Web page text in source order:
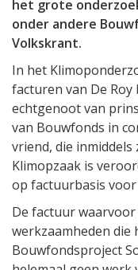
het grote
onder andere
Volkskrant.
In het
facturen van De
echtgenoot van
van Bouwfonds in
vriend, die
Klimopzaak is
op factuurbasis
De factuur
werkzaamheden
Bouwfondsproject